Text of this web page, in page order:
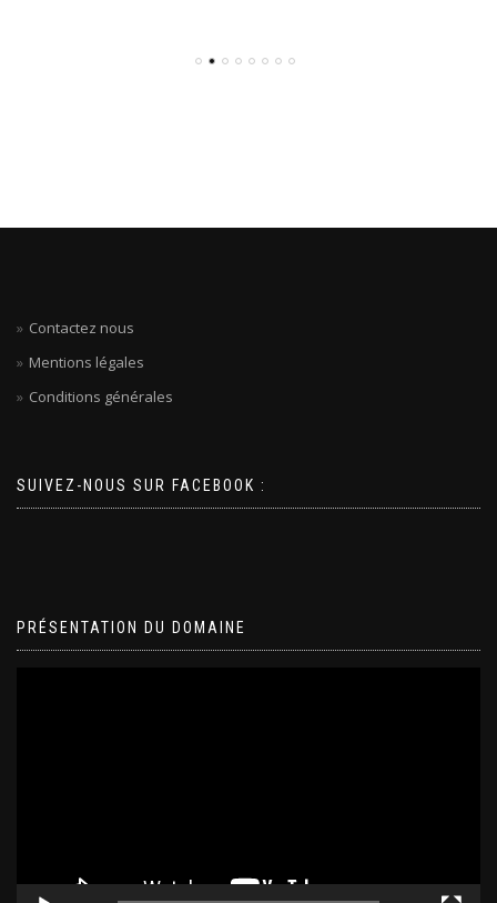
Contactez nous
Mentions légales
Conditions générales
SUIVEZ-NOUS SUR FACEBOOK :
PRÉSENTATION DU DOMAINE